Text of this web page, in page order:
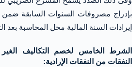
بإدراج مصروفات السنوات السابقة
إيرادات السنة المالية محل المحاسبة بعد
الشرط الخامس لخصم التكاليف
النفقات من النفقات الإرادية: